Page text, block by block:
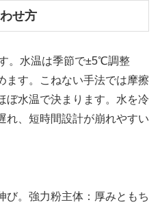
せ方
。水温は季節で±5℃調整
ます。こねない手法では摩擦
ぼ水温で決まります。水を冷
れ、短時間設計が崩れやすい
び。強力粉主体：厚みともち